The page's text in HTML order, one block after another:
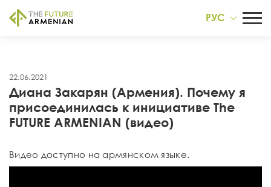
РУС
22.06.2021
Диана Закарян (Армения). Почему я
присоединилась к инициативе The
FUTURE ARMENIAN (видео)
Видео доступно на армянском языке.